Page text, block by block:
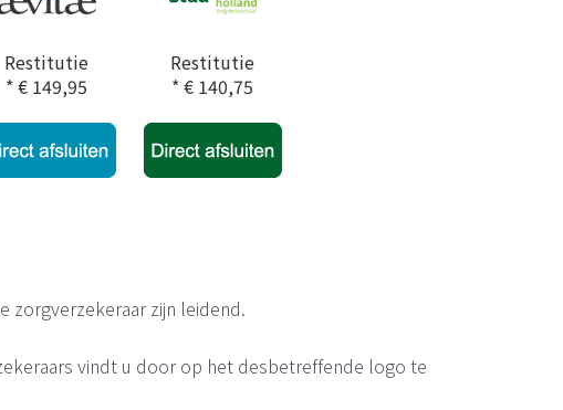
Restitutie
* € 149,95
Restitutie
* € 140,75
zorgverzekeraar zijn leidend.
vindt u door op het desbetreffende logo te